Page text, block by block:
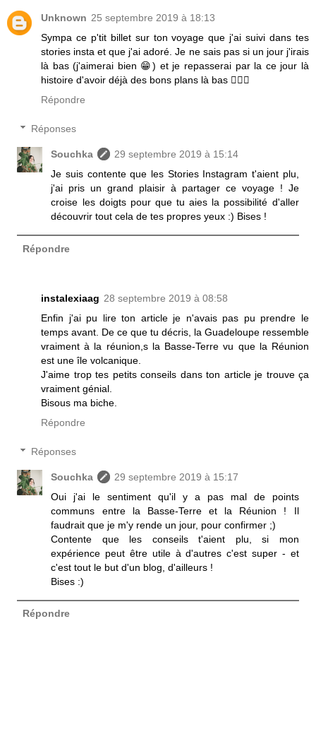
Unknown 25 septembre 2019 à 18:13
Sympa ce p'tit billet sur ton voyage que j'ai suivi dans tes
stories insta et que j'ai adoré. Je ne sais pas si un jour j'irais
là bas (j'aimerai bien 😁) et je repasserai par la ce jour là
histoire d'avoir déjà des bons plans là bas 👍🏼💋
Répondre
Réponses
Souchka
29 septembre 2019 à 15:14
Je suis contente que les Stories Instagram t'aient plu,
j'ai pris un grand plaisir à partager ce voyage ! Je
croise les doigts pour que tu aies la possibilité d'aller
découvrir tout cela de tes propres yeux :) Bises !
Répondre
instalexiaag 28 septembre 2019 à 08:58
Enfin j'ai pu lire ton article je n'avais pas pu prendre le
temps avant. De ce que tu décris, la Guadeloupe ressemble
vraiment à la réunion,s la Basse-Terre vu que la Réunion
est une île volcanique.
J'aime trop tes petits conseils dans ton article je trouve ça
vraiment génial.
Bisous ma biche.
Répondre
Réponses
Souchka
29 septembre 2019 à 15:17
Oui j'ai le sentiment qu'il y a pas mal de points
communs entre la Basse-Terre et la Réunion ! Il
faudrait que je m'y rende un jour, pour confirmer ;)
Contente que les conseils t'aient plu, si mon
expérience peut être utile à d'autres c'est super - et
c'est tout le but d'un blog, d'ailleurs !
Bises :)
Répondre